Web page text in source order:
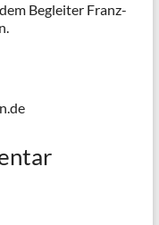
Begleiter Franz-